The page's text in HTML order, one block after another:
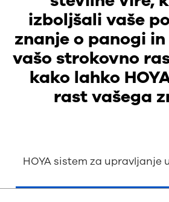
izboljšali vaše
znanje o panogi
vašo strokovno
kako lahko
rast vašega
HOYA sistem za upravljanje